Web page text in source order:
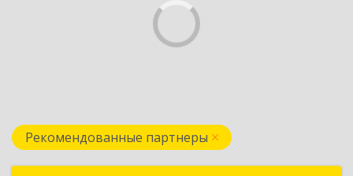
Рекомендованные партнеры